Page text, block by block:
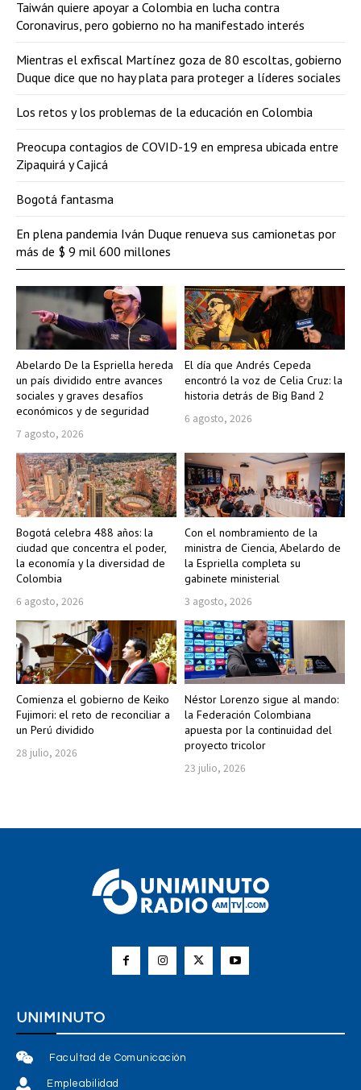
Abelardo De la Espriella hereda
un país dividido entre avances
sociales y graves desafíos
económicos y de seguridad
7 agosto, 2026
El día que Andrés Cepeda
encontró la voz de Celia Cruz: la
historia detrás de Big Band 2
6 agosto, 2026
Bogotá celebra 488 años: la
ciudad que concentra el poder,
la economía y la diversidad de
Colombia
6 agosto, 2026
Con el nombramiento de la
ministra de Ciencia, Abelardo de
la Espriella completa su
gabinete ministerial
3 agosto, 2026
Comienza el gobierno de Keiko
Fujimori: el reto de reconciliar a
un Perú dividido
28 julio, 2026
Néstor Lorenzo sigue al mando:
la Federación Colombiana
apuesta por la continuidad del
proyecto tricolor
23 julio, 2026
Taiwán quiere apoyar a Colombia en lucha contra
Coronavirus, pero gobierno no ha manifestado interés
Mientras el exfiscal Martínez goza de 80 escoltas, gobierno
Duque dice que no hay plata para proteger a líderes sociales
Los retos y los problemas de la educación en Colombia
Preocupa contagios de COVID-19 en empresa ubicada entre
Zipaquirá y Cajicá
Bogotá fantasma
En plena pandemia Iván Duque renueva sus camionetas por
más de $ 9 mil 600 millones
UNIMINUTO
Facultad de Comunicación
Empleabilidad